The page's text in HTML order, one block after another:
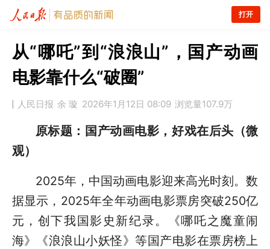
打开
从“哪吒”到“浪浪山”，国产动画
电影靠什么“破圈”
人民日报 余 璇 2026年1月12日 08:09 浏览量107.9万
原标题：国产动画电影，好戏在后头（微
观）
2025年，中国动画电影迎来高光时刻。数
据显示，2025年全年动画电影票房突破250亿
元，创下我国影史新纪录。《哪吒之魔童闹
海》《浪浪山小妖怪》等国产电影在票房榜上